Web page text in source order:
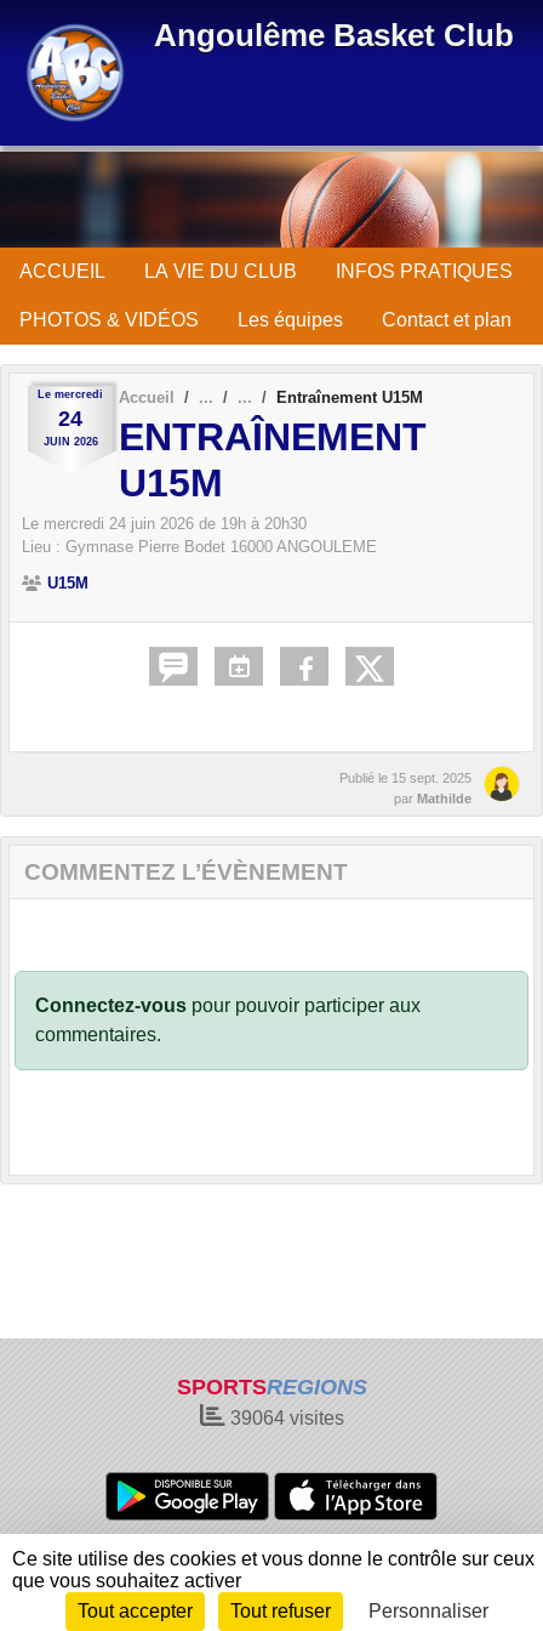
Angoulême Basket Club
ACCUEIL LA VIE DU CLUB INFOS PRATIQUES
PHOTOS & VIDÉOS Les équipes Contact et plan
Le mercredi
24
JUIN 2026
Accueil Entraînement U15M
ENTRAÎNEMENT
U15M
Le mercredi 24 juin 2026 de 19h à 20h30
Lieu : Gymnase Pierre Bodet 16000 ANGOULEME
U15M
Publié le 15 sept. 2025
par Mathilde
COMMENTEZ L’ÉVÈNEMENT
Connectez-vous pour pouvoir participer aux
commentaires.
SPORTSREGIONS
39064visites
Charte cookies
Gestion des cookies
Informations légales
Signaler un contenu inapproprié
Envie de participer ?
Connexion
Ce site utilise des cookies et vous donne le contrôle sur ceux
que vous souhaitez activer
Tout accepter
Tout refuser Personnaliser